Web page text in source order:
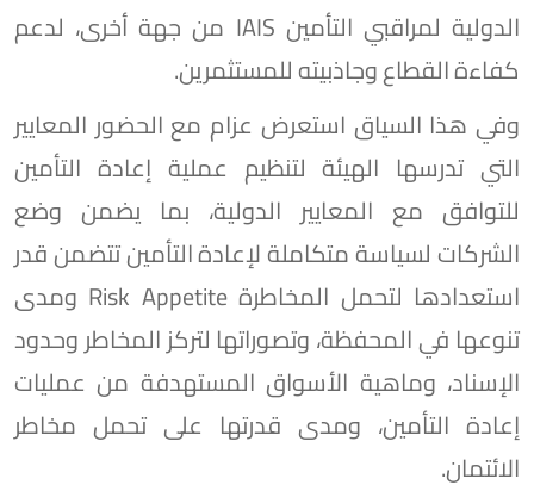
الدولية لمراقبي التأمين IAIS من جهة أخرى، لدعم
كفاءة القطاع وجاذبيته للمستثمرين.
وفي هذا السياق استعرض عزام مع الحضور المعايير
التي تدرسها الهيئة لتنظيم عملية إعادة التأمين
للتوافق مع المعايير الدولية، بما يضمن وضع
الشركات لسياسة متكاملة لإعادة التأمين تتضمن قدر
استعدادها لتحمل المخاطرة Risk Appetite ومدى
تنوعها في المحفظة، وتصوراتها لتركز المخاطر وحدود
الإسناد، وماهية الأسواق المستهدفة من عمليات
إعادة التأمين، ومدى قدرتها على تحمل مخاطر
الائتمان.